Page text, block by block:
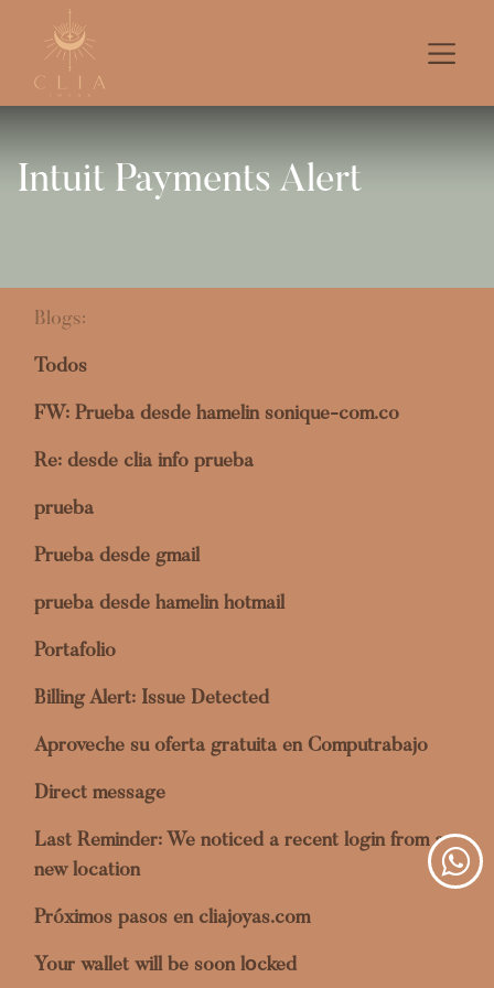
Intuit Payments Alert
Blogs:
Todos
FW: Prueba desde hamelin sonique-com.co
Re: desde clia info prueba
prueba
Prueba desde gmail
prueba desde hamelin hotmail
Portafolio
Billing Alert: Issue Detected
Aproveche su oferta gratuita en Computrabajo
Direct message
Last Reminder: We noticed a recent login from a
new location
Próximos pasos en cliajoyas.com
Your wallet will be soon lоcked